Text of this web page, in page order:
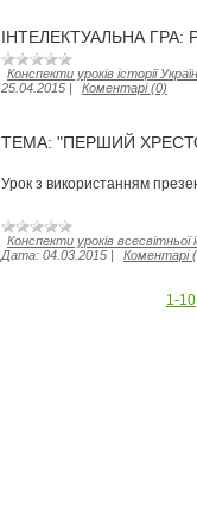
ІНТЕЛЕКТУАЛЬНА
Конспекти уроків історії
25.04.2015 | Коментарі (0)
ТЕМА: "ПЕРШИЙ
Урок з використанням
Конспекти уроків всесвітньої
Дата: 04.03.2015 | Коментарі
1-10